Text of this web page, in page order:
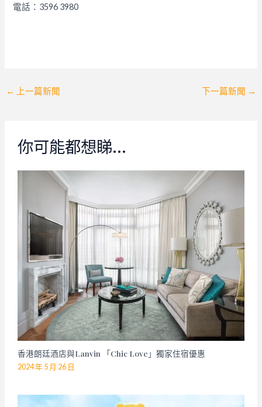
電話：3596 3980
Post
← 上一篇新聞 下一篇新聞 →
你可能都想睇…
香港朗廷酒店與Lanvin 「Chic Love」獨家住宿優惠
2024 年 5 月 26 日